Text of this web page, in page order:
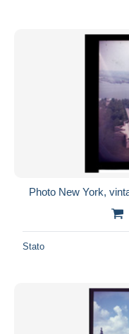
Photo New York,
Stato